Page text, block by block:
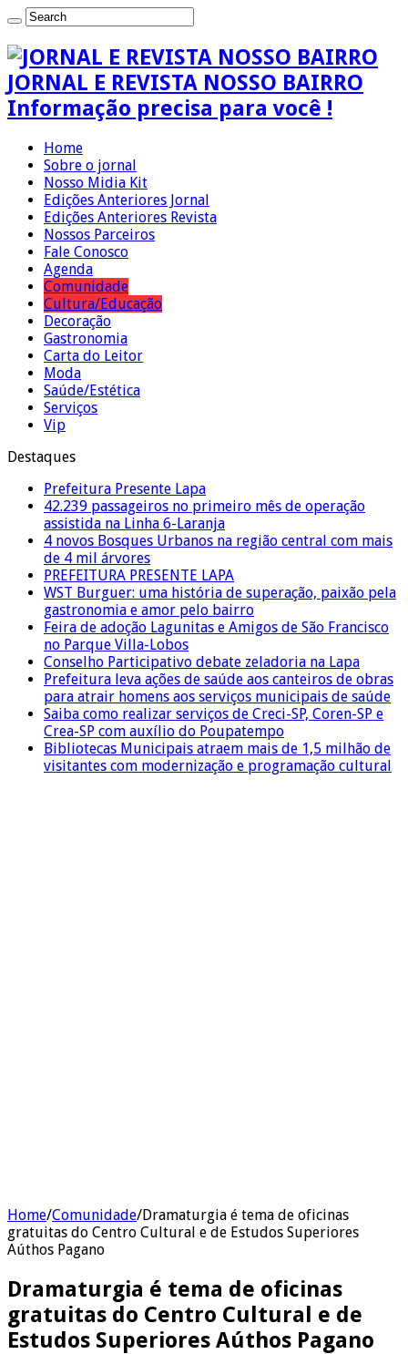
JORNAL E REVISTA NOSSO BAIRRO
Informação precisa para você !
Home
Sobre o jornal
Nosso Midia Kit
Edições Anteriores Jornal
Edições Anteriores Revista
Nossos Parceiros
Fale Conosco
Agenda
Comunidade
Cultura/Educação
Decoração
Gastronomia
Carta do Leitor
Moda
Saúde/Estética
Serviços
Vip
Destaques
Prefeitura Presente Lapa
42.239 passageiros no primeiro mês de operação
assistida na Linha 6-Laranja
4 novos Bosques Urbanos na região central com mais
de 4 mil árvores
PREFEITURA PRESENTE LAPA
WST Burguer: uma história de superação, paixão pela
gastronomia e amor pelo bairro
Feira de adoção Lagunitas e Amigos de São Francisco
no Parque Villa-Lobos
Conselho Participativo debate zeladoria na Lapa
Prefeitura leva ações de saúde aos canteiros de obras
para atrair homens aos serviços municipais de saúde
Saiba como realizar serviços de Creci-SP, Coren-SP e
Crea-SP com auxílio do Poupatempo
Bibliotecas Municipais atraem mais de 1,5 milhão de
visitantes com modernização e programação cultural
Home/Comunidade/Dramaturgia é tema de oficinas
gratuitas do Centro Cultural e de Estudos Superiores
Aúthos Pagano
Dramaturgia é tema de oficinas
gratuitas do Centro Cultural e de
Estudos Superiores Aúthos Pagano